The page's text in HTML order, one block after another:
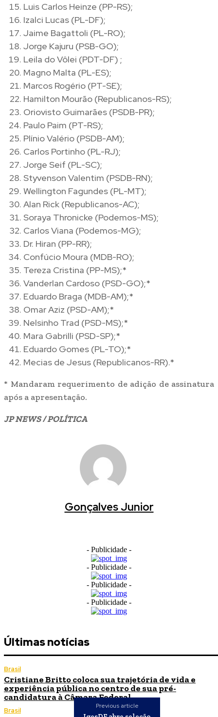
Luis Carlos Heinze (PP-RS);
Izalci Lucas (PL-DF);
Jaime Bagattoli (PL-RO);
Jorge Kajuru (PSB-GO);
Leila do Vôlei (PDT-DF) ;
Magno Malta (PL-ES);
Marcos Rogério (PT-SE);
Hamilton Mourão (Republicanos-RS);
Oriovisto Guimarães (PSDB-PR);
Paulo Paim (PT-RS);
Plínio Valério (PSDB-AM);
Carlos Portinho (PL-RJ);
Jorge Seif (PL-SC);
Styvenson Valentim (PSDB-RN);
Wellington Fagundes (PL-MT);
Alan Rick (Republicanos-AC);
Soraya Thronicke (Podemos-MS);
Carlos Viana (Podemos-MG);
Dr. Hiran (PP-RR);
Confúcio Moura (MDB-RO);
Tereza Cristina (PP-MS);*
Vanderlan Cardoso (PSD-GO);*
Eduardo Braga (MDB-AM);*
Omar Aziz (PSD-AM);*
Nelsinho Trad (PSD-MS);*
Mara Gabrilli (PSD-SP);*
Eduardo Gomes (PL-TO);*
Mecias de Jesus (Republicanos-RR).*
* Mandaram requerimento de adição de assinatura
após a apresentação.
JP NEWS / POLÍTICA
Gonçalves Junior
- Publicidade -
- Publicidade -
- Publicidade -
- Publicidade -
Últimas notícias
Brasil
Cristiane Britto coloca sua trajetória de vida e
experiência pública no centro de sua pré-
candidatura à Câmara Federal
Brasil
Previous article